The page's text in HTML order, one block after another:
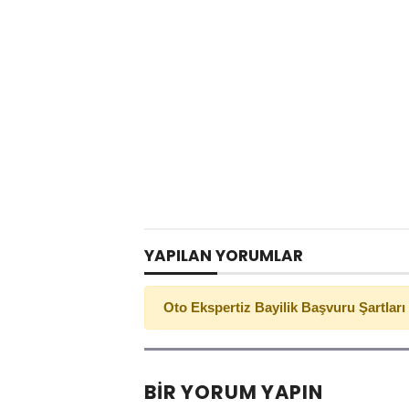
YAPILAN YORUMLAR
Oto Ekspertiz Bayilik Başvuru Şartları
BIR YORUM YAPIN